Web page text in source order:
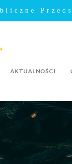
AKTUALNOŚCI